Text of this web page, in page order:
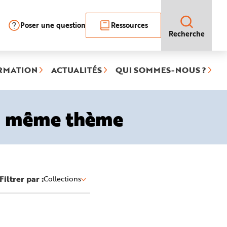
Poser une question
Ressources
Recherche
ACTUALITÉS QUI SOMMES-NOUS ?
thème
Filtrer par :Collections